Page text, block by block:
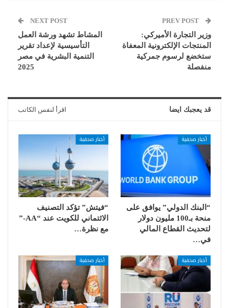
وزير التجارة الأميركي:
المنتجات الإلكترونية المعفاة
ستخضع لرسوم جمركية
منفصلة
NEXT POST
المشاط تشهد ورشة العمل
التأسيسية لإعداد تقرير
التنمية البشرية في مصر
2025
قد يعجبك ايضا اقرأ لنفس الكاتب
أخبار صحفية
“البنك الدولي” يوافق على
منحة بـ100 مليون دولار
لتحديث القطاع المالي
في…
أخبار صحفية
“فيتش” تؤكد التصنيف
الائتماني للكويت عند “AA-”
مع نظرة…
أخبار صحفية أخبار صحفية